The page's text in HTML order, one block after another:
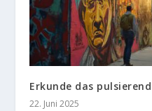
Erkunde das
22. Juni 2025